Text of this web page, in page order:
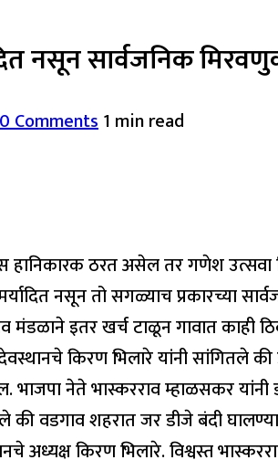
नसून सार्वजनिक
0 Comments1 min read
हानिकारक ठरत असेल तर गणेश
नसून तो सगळ्याच प्रकारच्या
इतर खर्च टाळून गावात काही
किरण भिलारे यांनी सांगितले
भाजपा नेते भास्करराव म्हाळसकर
वडगाव शहरात जर डीजे बंदी
अध्यक्ष किरण भिलारे. विश्वस्त